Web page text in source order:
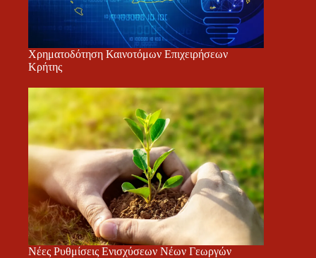
Χρηματοδότηση Καινοτόμων Επιχειρήσεων
Κρήτης
Νέες Ρυθμίσεις Ενισχύσεων Νέων Γεωργών